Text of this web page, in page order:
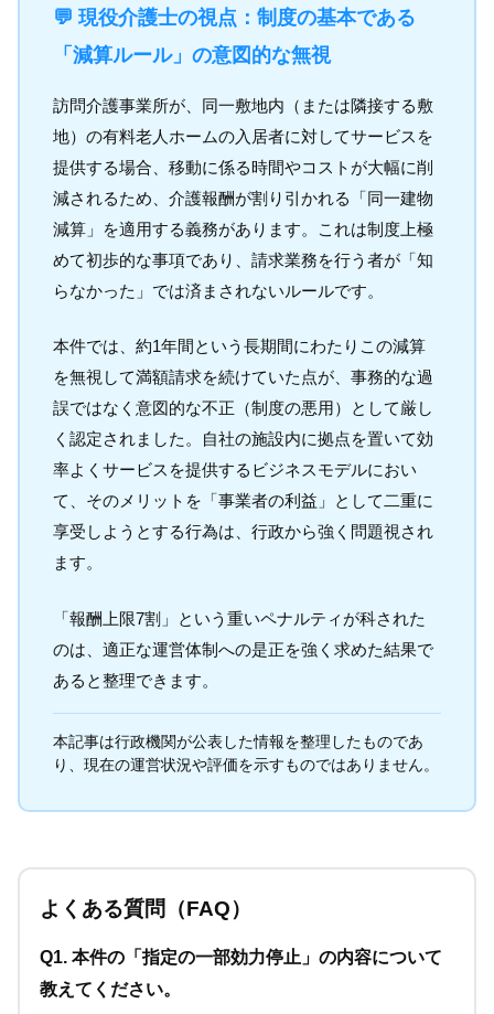
💬 現役介護士の視点：制度の基本である
「減算ルール」の意図的な無視
訪問介護事業所が、同一敷地内（または隣接する敷
地）の有料老人ホームの入居者に対してサービスを
提供する場合、移動に係る時間やコストが大幅に削
減されるため、介護報酬が割り引かれる「同一建物
減算」を適用する義務があります。これは制度上極
めて初歩的な事項であり、請求業務を行う者が「知
らなかった」では済まされないルールです。
本件では、約1年間という長期間にわたりこの減算
を無視して満額請求を続けていた点が、事務的な過
誤ではなく意図的な不正（制度の悪用）として厳し
く認定されました。自社の施設内に拠点を置いて効
率よくサービスを提供するビジネスモデルにおい
て、そのメリットを「事業者の利益」として二重に
享受しようとする行為は、行政から強く問題視され
ます。
「報酬上限7割」という重いペナルティが科された
のは、適正な運営体制への是正を強く求めた結果で
あると整理できます。
本記事は行政機関が公表した情報を整理したものであ
り、現在の運営状況や評価を示すものではありません。
よくある質問（FAQ）
Q1. 本件の「指定の一部効力停止」の内容について
教えてください。